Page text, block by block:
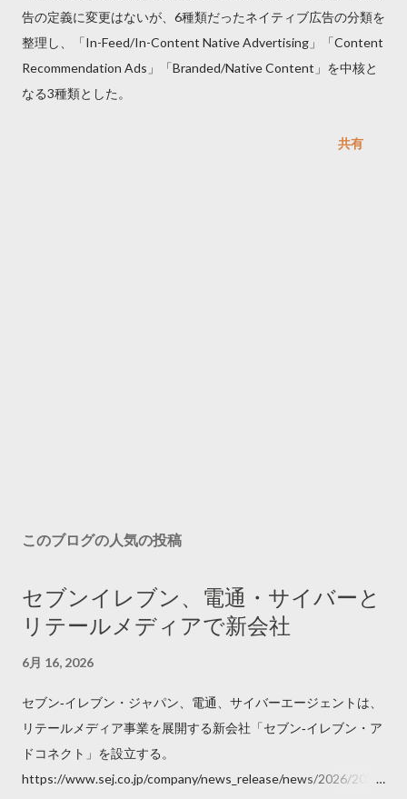
告の定義に変更はないが、6種類だったネイティブ広告の分類を
整理し、「In-Feed/In-Content Native Advertising」「Content
Recommendation Ads」「Branded/Native Content」を中核と
なる3種類とした。
共有
このブログの人気の投稿
セブンイレブン、電通・サイバーと
リテールメディアで新会社
6月 16, 2026
セブン‐イレブン・ジャパン、電通、サイバーエージェントは、
リテールメディア事業を展開する新会社「セブン‐イレブン・ア
ドコネクト」を設立する。
https://www.sej.co.jp/company/news_release/news/2026/2026